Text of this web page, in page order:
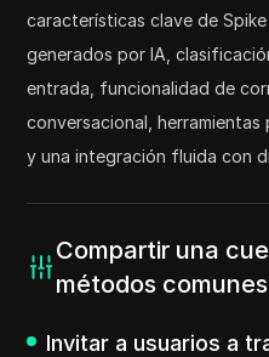
características clave de Spike
generados por IA,
entrada, funcionalidad de
conversacional,
y una integración fluida con
Compartir una
métodos
Invitar a usuarios a